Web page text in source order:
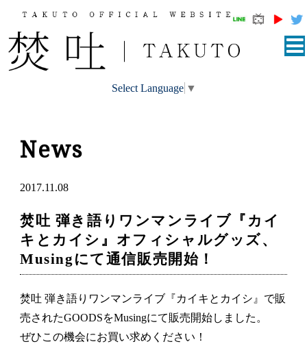
Select Language ▼
News
2017.11.08
焚吐 弾き語りワンマンライブ『カイ
キとカイシ』オフィシャルグッズ、
Musingにて通信販売開始！
焚吐 弾き語りワンマンライブ『カイキとカイシ』で販
売されたGOODSをMusingにて販売開始しました。
ぜひこの機会にお買い求めください！